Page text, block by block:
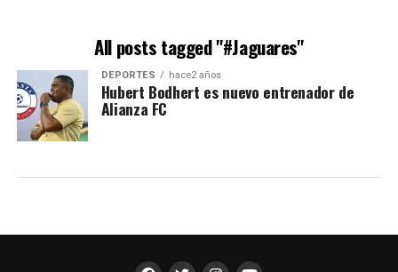
All posts tagged "#Jaguares"
DEPORTES hace2 años
Hubert Bodhert es nuevo entrenador de
Alianza FC